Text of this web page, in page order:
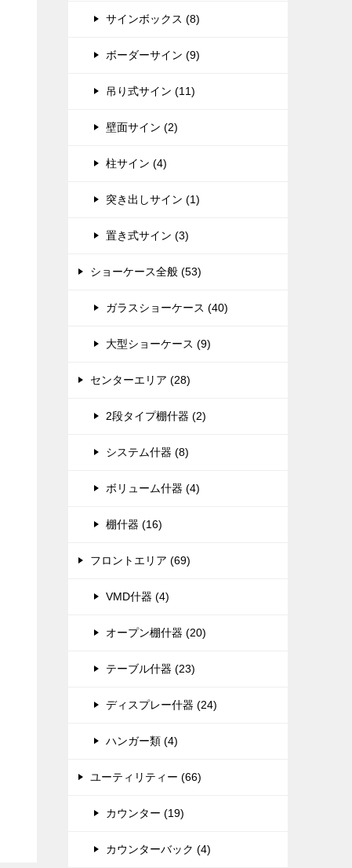
サインボックス (8)
ボーダーサイン (9)
吊り式サイン (11)
壁面サイン (2)
柱サイン (4)
突き出しサイン (1)
置き式サイン (3)
ショーケース全般 (53)
ガラスショーケース (40)
大型ショーケース (9)
センターエリア (28)
2段タイプ棚什器 (2)
システム什器 (8)
ボリューム什器 (4)
棚什器 (16)
フロントエリア (69)
VMD什器 (4)
オープン棚什器 (20)
テーブル什器 (23)
ディスプレー什器 (24)
ハンガー類 (4)
ユーティリティー (66)
カウンター (19)
カウンターバック (4)